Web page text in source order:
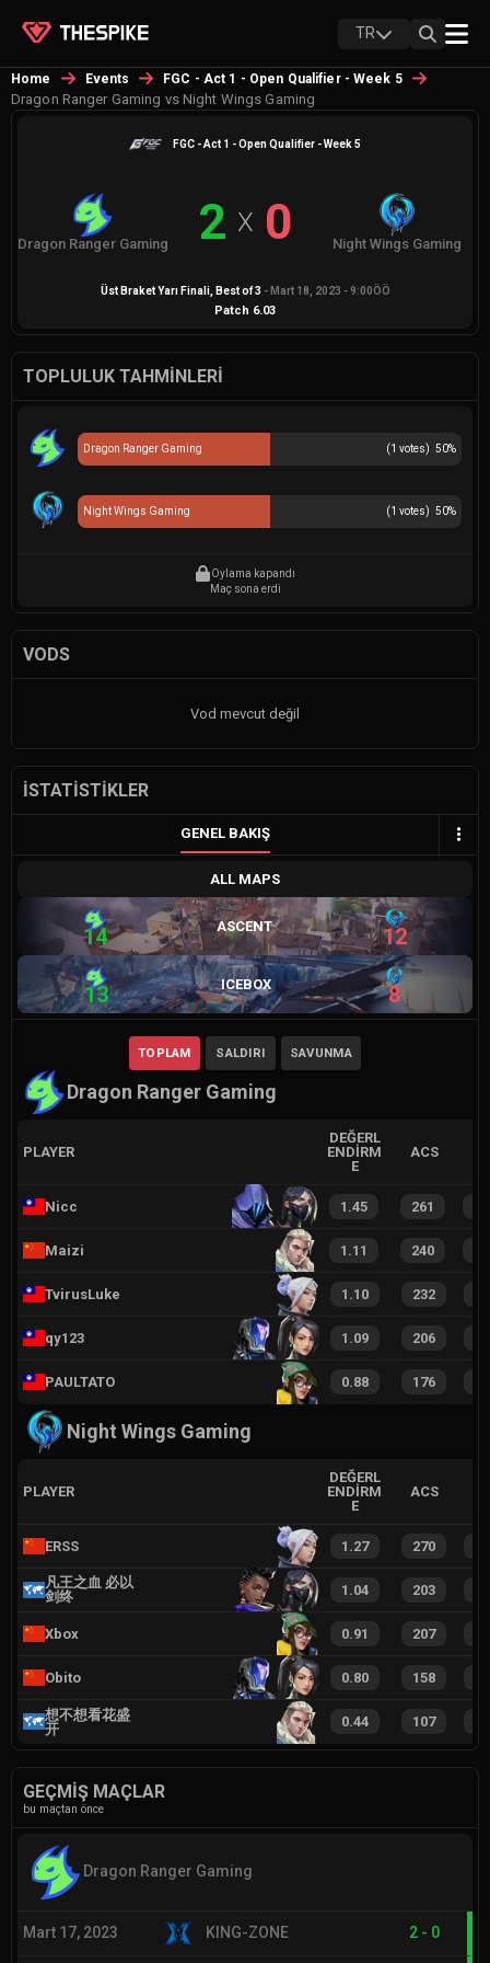
TR
Home Events FGC - Act 1 - Open Qualifier - Week 5
Dragon Ranger Gaming vs Night Wings Gaming
FGC - Act 1 - Open Qualifier - Week 5
Dragon Ranger Gaming 2 X 0 Night Wings Gaming
Üst Braket Yarı Finali, Best of3 - Mart 18, 2023 - 9:00ÖÖ
Patch 6.03
TOPLULUK TAHMINLERI
(1 votes) 50%
Dragon Ranger Gaming
(1 votes) 50%
Night Wings Gaming
Oylama kapandı
Maç sona erdi
VODS
Vod mevcut değil
İSTATISTIKLER
GENEL BAKIŞ
ALL MAPS
14 ASCENT 12
13 ICEBOX 8
Dragon Ranger Gaming
TOPLAM SALDIRI SAVUNMA
PLAYER
DEĞERL
ENDIRM
E
ACS
Nicc 1.45 261
Maizi 1.11 240
TvirusLuke 1.10 232
qy123 1.09 206
PAULTATO 0.88 176
Night Wings Gaming
PLAYER
DEĞERL
ENDIRM
E
ACS
ERSS 1.27 270
凡王之血 必以
剑终
1.04 203
Xbox 0.91 207
Obito 0.80 158
想不想看花盛
开
0.44 107
GEÇMIŞ MAÇLAR
bu maçtan önce
Dragon Ranger Gaming
Mart 17, 2023 KING-ZONE 2 - 0